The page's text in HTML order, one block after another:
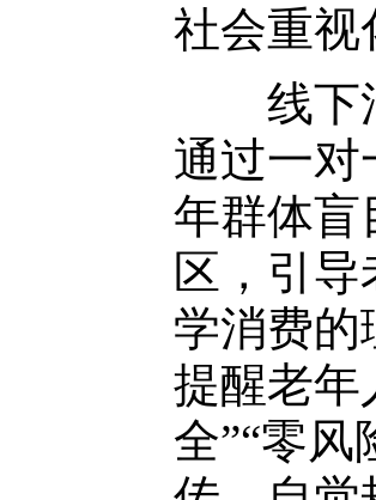
社会重视
线下活
通过一对
年群体盲
区，引
学消费的
提醒老年
全”“零风